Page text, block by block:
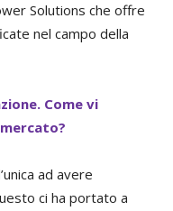
Solutions che offre
nel campo della
Come vi
ad avere
ci ha portato a